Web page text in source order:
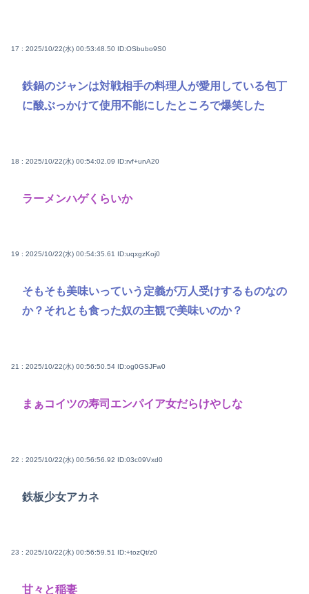
17 : 2025/10/22(水) 00:53:48.50 ID:OSbubo9S0
鉄鍋のジャンは対戦相手の料理人が愛用している包丁
に酸ぶっかけて使用不能にしたところで爆笑した
18 : 2025/10/22(水) 00:54:02.09 ID:rvf+unA20
ラーメンハゲくらいか
19 : 2025/10/22(水) 00:54:35.61 ID:uqxgzKoj0
そもそも美味いっていう定義が万人受けするものなの
か？それとも食った奴の主観で美味いのか？
21 : 2025/10/22(水) 00:56:50.54 ID:og0GSJFw0
まぁコイツの寿司エンパイア女だらけやしな
22 : 2025/10/22(水) 00:56:56.92 ID:03c09Vxd0
鉄板少女アカネ
23 : 2025/10/22(水) 00:56:59.51 ID:+tozQt/z0
甘々と稲妻